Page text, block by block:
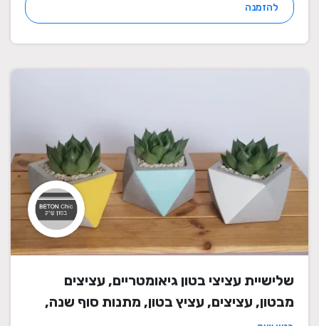
להזמנה
שלישיית עציצי בטון גיאומטריים, עציצים
מבטון, עציצים, עציץ בטון, מתנות סוף שנה,